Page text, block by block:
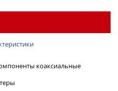
коаксиальные